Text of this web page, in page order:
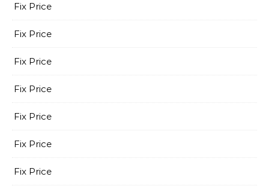
Fix Price
Fix Price
Fix Price
Fix Price
Fix Price
Fix Price
Fix Price